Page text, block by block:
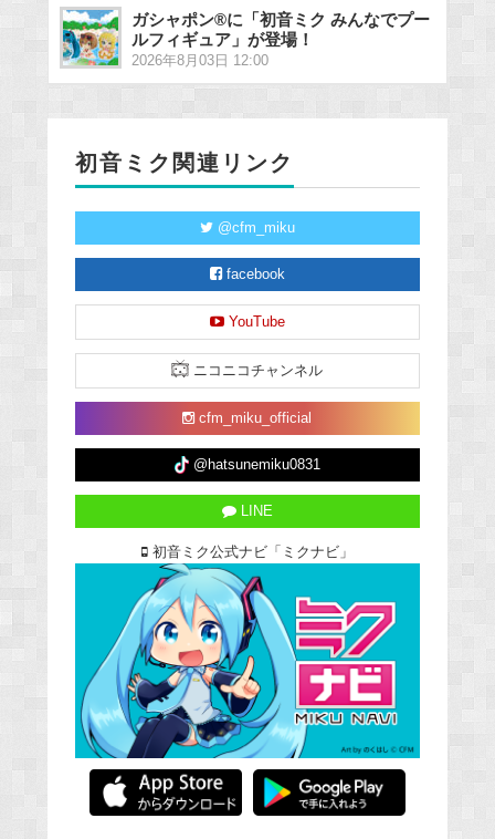
ガシャポン®に「初音ミク みんなでプー
ルフィギュア」が登場！
2026年8月03日 12:00
初音ミク関連リンク
@cfm_miku
facebook
YouTube
ニコニコチャンネル
cfm_miku_official
@hatsunemiku0831
LINE
初音ミク公式ナビ「ミクナビ」